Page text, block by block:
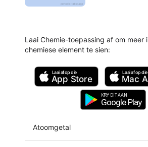
Laai Chemie-toepassing af om meer
chemiese element te sien:
Laai af op die
App Store
Laai af op die
Mac
KRY DIT AAN
Google Play
Atoomgetal